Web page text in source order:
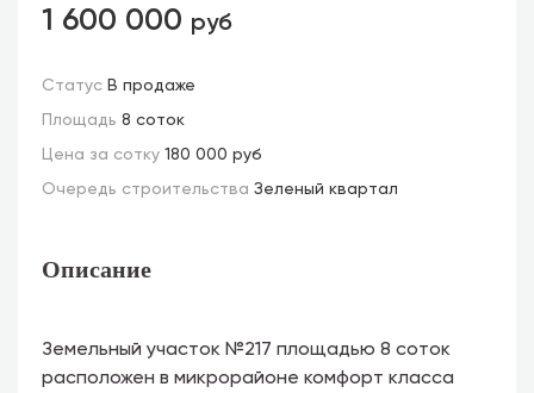
1 600 000 руб
Статус В продаже
Площадь 8 соток
Цена за сотку 180 000 руб
Очередь строительства Зеленый квартал
Описание
Земельный участок №217 площадью 8 соток
расположен в микрорайоне комфорт класса